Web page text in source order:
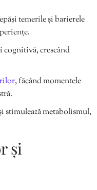
temerile și barierele
cognitivă, crescând
, făcând momentele
stimulează metabolismul,
și